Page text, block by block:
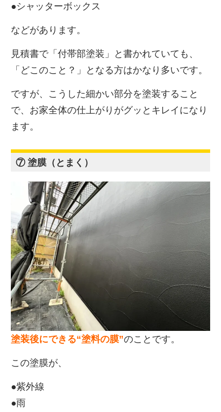
●シャッターボックス
などがあります。
見積書で「付帯部塗装」と書かれていても、
「どこのこと？」となる方はかなり多いです。
ですが、こうした細かい部分を塗装すること
で、お家全体の仕上がりがグッとキレイになり
ます。
⑦ 塗膜（とまく）
塗装後にできる“塗料の膜”のことです。
この塗膜が、
●紫外線
●雨